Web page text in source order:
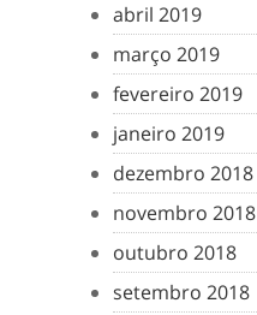
abril 2019
março 2019
fevereiro 2019
janeiro 2019
dezembro 2018
novembro 2018
outubro 2018
setembro 2018